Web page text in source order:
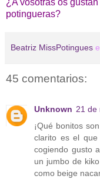
potingueras?
Beatriz MissPotingues
45 comentarios:
Unknown 21 de
¡Qué bonitos
clarito es el que
cogiendo gusto
un jumbo de
como beige